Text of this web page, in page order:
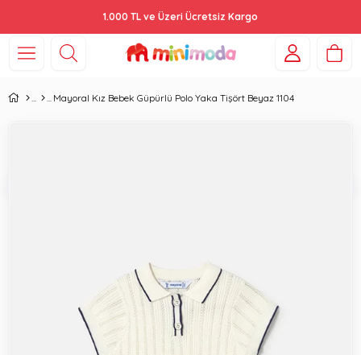
1.000 TL ve Üzeri Ücretsiz Kargo
Mayoral Kız Bebek Güpürlü Polo Yaka Tişört Beyaz 1104